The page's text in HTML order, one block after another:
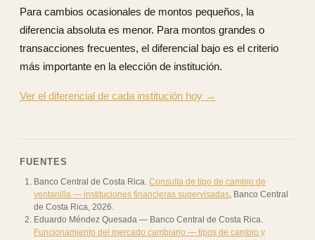
Para cambios ocasionales de montos pequeños, la
diferencia absoluta es menor. Para montos grandes o
transacciones frecuentes, el diferencial bajo es el criterio
más importante en la elección de institución.
Ver el diferencial de cada institución hoy →
FUENTES
Banco Central de Costa Rica Consulta de tipo de cambio de
ventanilla — instituciones financieras supervisadas Banco Central
de Costa Rica 2026
Eduardo Méndez Quesada — Banco Central de Costa Rica
Funcionamiento del mercado cambiario — tipos de cambio y